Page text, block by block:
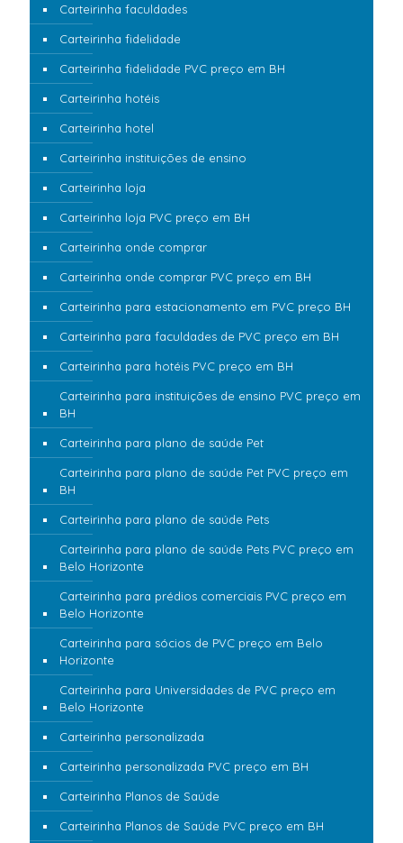
Carteirinha faculdades
Carteirinha fidelidade
Carteirinha fidelidade PVC preço em BH
Carteirinha hotéis
Carteirinha hotel
Carteirinha instituições de ensino
Carteirinha loja
Carteirinha loja PVC preço em BH
Carteirinha onde comprar
Carteirinha onde comprar PVC preço em BH
Carteirinha para estacionamento em PVC preço BH
Carteirinha para faculdades de PVC preço em BH
Carteirinha para hotéis PVC preço em BH
Carteirinha para instituições de ensino PVC preço em
BH
Carteirinha para plano de saúde Pet
Carteirinha para plano de saúde Pet PVC preço em
BH
Carteirinha para plano de saúde Pets
Carteirinha para plano de saúde Pets PVC preço em
Belo Horizonte
Carteirinha para prédios comerciais PVC preço em
Belo Horizonte
Carteirinha para sócios de PVC preço em Belo
Horizonte
Carteirinha para Universidades de PVC preço em
Belo Horizonte
Carteirinha personalizada
Carteirinha personalizada PVC preço em BH
Carteirinha Planos de Saúde
Carteirinha Planos de Saúde PVC preço em BH